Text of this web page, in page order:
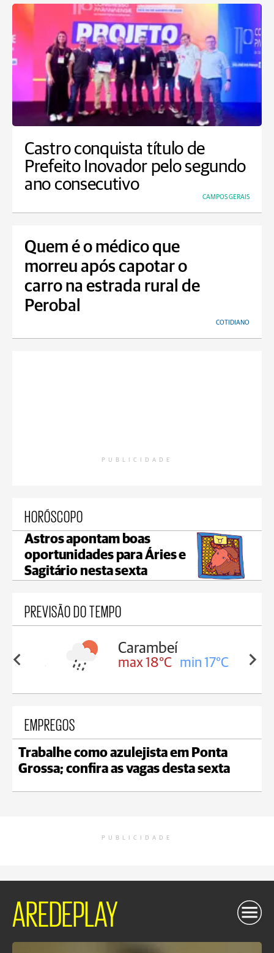
Castro conquista título de
Prefeito Inovador pelo segundo
ano consecutivo
CAMPOS GERAIS
Quem é o médico que
morreu após capotar o
carro na estrada rural de
Perobal
COTIDIANO
PUBLICIDADE
HORÓSCOPO
Astros apontam boas
oportunidades para Áries e
Sagitário nesta sexta
PREVISÃO DO TEMPO
18°C
Carambeí
max 18°C min 17°C
EMPREGOS
Trabalhe como azulejista em Ponta
Grossa; confira as vagas desta sexta
PUBLICIDADE
AREDEPLAY